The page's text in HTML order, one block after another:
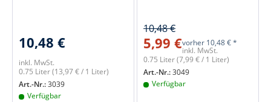
10,48 €
inkl. MwSt.
0.75 Liter(13,97 € / 1 Liter)
Art.-Nr.:3039
Verfügbar
10,48 €
5,99 €vorher 10,48 € *
inkl. MwSt.
0.75 Liter(7,99 € / 1 Liter)
Art.-Nr.:3049
Verfügbar